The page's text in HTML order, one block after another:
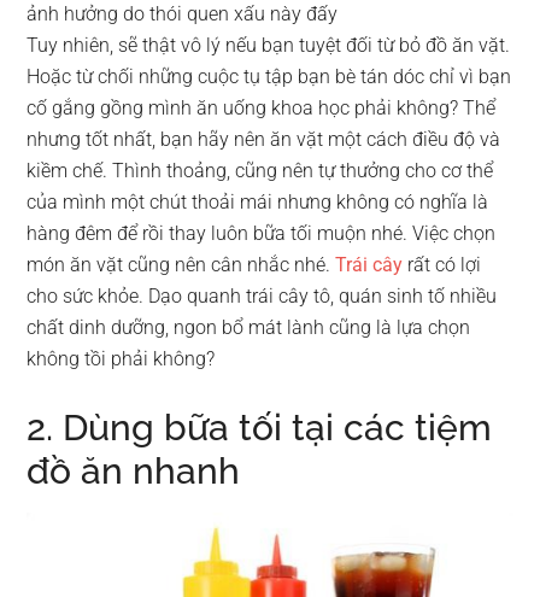
ảnh hưởng do thói quen xấu này đấy
Tuy nhiên, sẽ thật vô lý nếu bạn tuyệt đối từ bỏ đồ ăn vặt.
Hoặc từ chối những cuộc tụ tập bạn bè tán dóc chỉ vì bạn
cố gắng gồng mình ăn uống khoa học phải không? Thể
nhưng tốt nhất, bạn hãy nên ăn vặt một cách điều độ và
kiềm chế. Thình thoảng, cũng nên tự thưởng cho cơ thể
của mình một chút thoải mái nhưng không có nghĩa là
hàng đêm để rồi thay luôn bữa tối muộn nhé. Việc chọn
món ăn vặt cũng nên cân nhắc nhé.Trái cây rất có lợi
cho sức khỏe. Dạo quanh trái cây tô, quán sinh tố nhiều
chất dinh dưỡng, ngon bổ mát lành cũng là lựa chọn
không tồi phải không?
2. Dùng bữa tối tại các tiệm
đồ ăn nhanh